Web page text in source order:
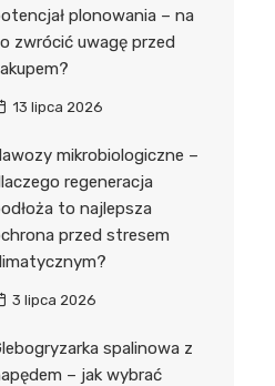
plonowania – na
zwrócić uwagę przed
13 lipca 2026
mikrobiologiczne –
regeneracja
to najlepsza
przed stresem
3 lipca 2026
spalinowa z
– jak wybrać